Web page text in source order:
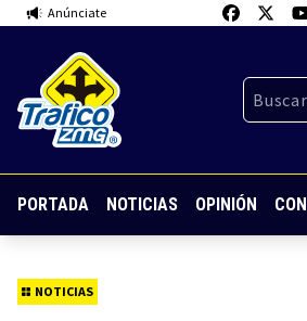
Anúnciate
PORTADA NOTICIAS OPINIÓN
NOTICIAS